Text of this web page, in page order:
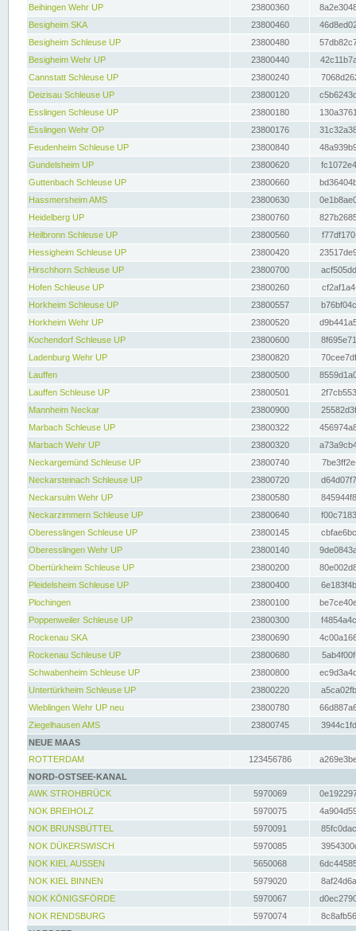
Beihingen Wehr UP
23800360
Besigheim SKA
23800460
Besigheim Schleuse UP
23800480
Besigheim Wehr UP
23800440
Cannstatt Schleuse UP
23800240
Deizisau Schleuse UP
23800120
Esslingen Schleuse UP
23800180
Esslingen Wehr OP
23800176
Feudenheim Schleuse UP
23800840
Gundelsheim UP
23800620
Guttenbach Schleuse UP
23800660
Hassmersheim AMS
23800630
Heidelberg UP
23800760
Heilbronn Schleuse UP
23800560
Hessigheim Schleuse UP
23800420
Hirschhorn Schleuse UP
23800700
Hofen Schleuse UP
23800260
Horkheim Schleuse UP
23800557
Horkheim Wehr UP
23800520
Kochendorf Schleuse UP
23800600
Ladenburg Wehr UP
23800820
Lauffen
23800500
Lauffen Schleuse UP
23800501
Mannheim Neckar
23800900
Marbach Schleuse UP
23800322
Marbach Wehr UP
23800320
Neckargemünd Schleuse UP
23800740
Neckarsteinach Schleuse UP
23800720
Neckarsulm Wehr UP
23800580
Neckarzimmern Schleuse UP
23800640
Oberesslingen Schleuse UP
23800145
Oberesslingen Wehr UP
23800140
Obertürkheim Schleuse UP
23800200
Pleidelsheim Schleuse UP
23800400
Plochingen
23800100
Poppenweiler Schleuse UP
23800300
Rockenau SKA
23800690
Rockenau Schleuse UP
23800680
Schwabenheim Schleuse UP
23800800
Untertürkheim Schleuse UP
23800220
Wieblingen Wehr UP neu
23800780
Ziegelhausen AMS
23800745
NEUE MAAS
ROTTERDAM
123456786
NORD-OSTSEE-KANAL
AWK STROHBRÜCK
5970069
NOK BREIHOLZ
5970075
NOK BRUNSBÜTTEL
5970091
NOK DÜKERSWISCH
5970085
NOK KIEL AUSSEN
5650068
NOK KIEL BINNEN
5979020
NOK KÖNIGSFÖRDE
5970067
NOK RENDSBURG
5970074